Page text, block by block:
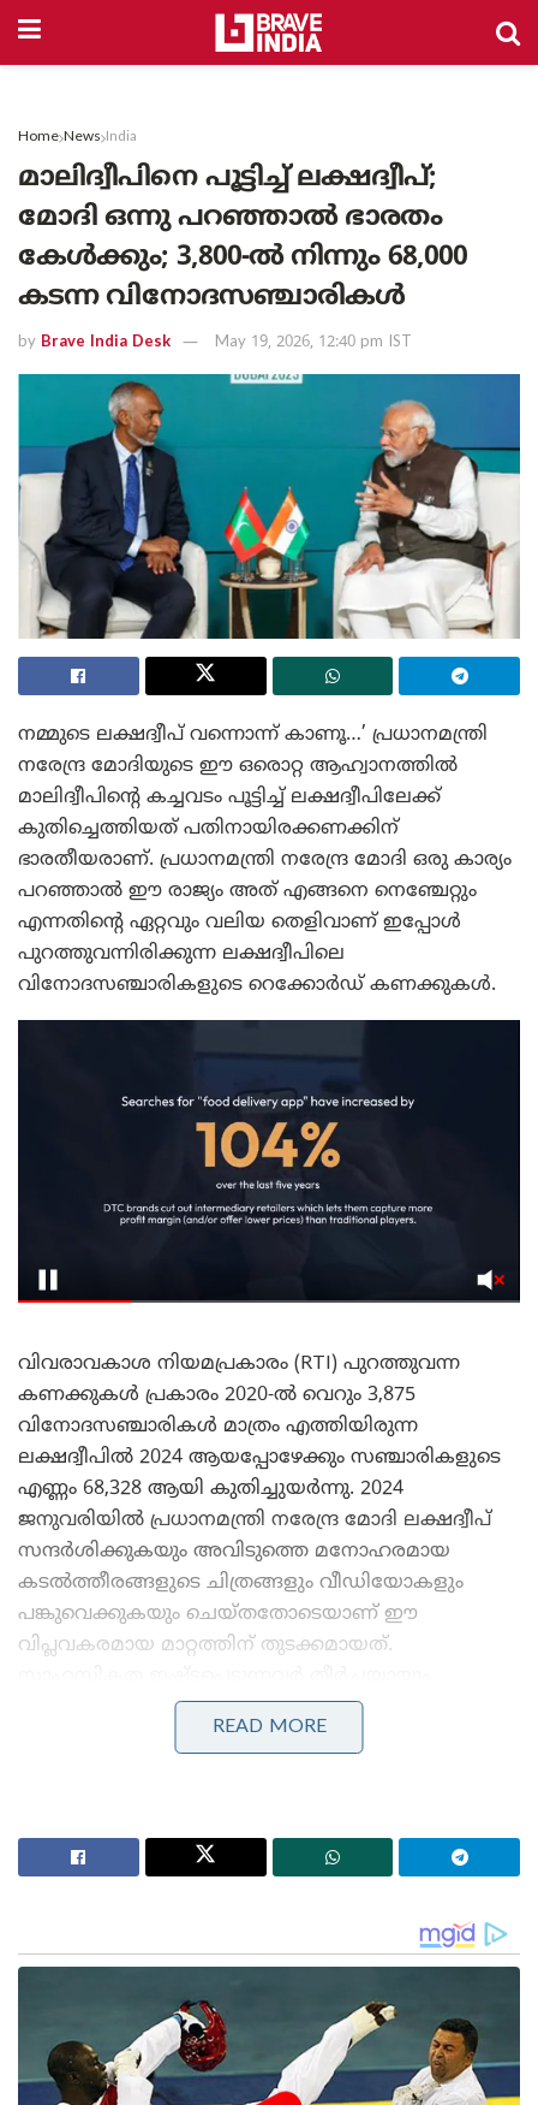
Home News India
മാലിദ്വീപിനെ പൂട്ടിച്ച് ലക്ഷദ്വീപ്;
മോദി ഒന്നു പറഞ്ഞാൽ ഭാരതം
കേൾക്കും; 3,800-ൽ നിന്നും 68,000
കടന്ന വിനോദസഞ്ചാരികൾ
by Brave India Desk May 19, 2026, 12:40 pm IST
നമ്മുടെ ലക്ഷദ്വീപ് വന്നൊന്ന് കാണൂ…’ പ്രധാനമന്ത്രി
നരേന്ദ്ര മോദിയുടെ ഈ ഒരൊറ്റ ആഹ്വാനത്തിൽ
മാലിദ്വീപിന്റെ കച്ചവടം പൂട്ടിച്ച് ലക്ഷദ്വീപിലേക്ക്
കുതിച്ചെത്തിയത് പതിനായിരക്കണക്കിന്
ഭാരതീയരാണ്. പ്രധാനമന്ത്രി നരേന്ദ്ര മോദി ഒരു കാര്യം
പറഞ്ഞാൽ ഈ രാജ്യം അത് എങ്ങനെ നെഞ്ചേറ്റും
എന്നതിന്റെ ഏറ്റവും വലിയ തെളിവാണ് ഇപ്പോൾ
പുറത്തുവന്നിരിക്കുന്ന ലക്ഷദ്വീപിലെ
വിനോദസഞ്ചാരികളുടെ റെക്കോർഡ് കണക്കുകൾ.
വിവരാവകാശ നിയമപ്രകാരം (RTI) പുറത്തുവന്ന
കണക്കുകൾ പ്രകാരം 2020-ൽ വെറും 3,875
വിനോദസഞ്ചാരികൾ മാത്രം എത്തിയിരുന്ന
ലക്ഷദ്വീപിൽ 2024 ആയപ്പോഴേക്കും സഞ്ചാരികളുടെ
എണ്ണം 68,328 ആയി കുതിച്ചുയർന്നു. 2024
ജനുവരിയിൽ പ്രധാനമന്ത്രി നരേന്ദ്ര മോദി ലക്ഷദ്വീപ്
സന്ദർശിക്കുകയും അവിടുത്തെ മനോഹരമായ
കടൽത്തീരങ്ങളുടെ ചിത്രങ്ങളും വീഡിയോകളും
പങ്കുവെക്കുകയും ചെയ്തതോടെയാണ് ഈ
വിപ്ലവകരമായ മാറ്റത്തിന് തുടക്കമായത്.
സന്ദർശിക്കേണ്ട ഇടമാണ് ലക്ഷദ്വീപ് എന്നായിരുന്നു
‘മലപ്പുറത്ത് പിടിച്ചെടുത്തത് ഭീമൻ സ്ഫോടകവസ്തു
ജെൻ സിയെ കയ്യിലെടുത്ത് മോദി ; ഐ.ഐ.ടി ഡൽഹി
സ്വീകരണവുമായി വിദ്യാർത്ഥികൾ
മോദിയുടെ സന്ദർശനത്തിന് പിന്നാലെ ഭാരതത്തെയും
READ MORE